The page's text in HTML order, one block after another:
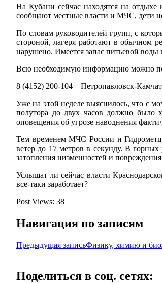
На Кубани сейчас находятся на
сообщают местные власти и МЧС, дети
По словам руководителей групп, с
стороной, лагеря работают в обычном
нарушено. Имеется запас питьевой воды
Всю необходимую информацию можно
8 (4152) 200-104 – Петропавловск-
Уже на этой неделе выяснилось, что с
полутора до двух часов должно было
оповещения об угрозе наводнения
Тем временем МЧС России и
ветер до 17 метров в секунду. В
затопления низменностей и
Услышат ли сейчас власти
все-таки заработает?
Post Views: 38
Навигация по записям
Предыдущая записьФизику, химию и
Поделиться в соц. сетях: